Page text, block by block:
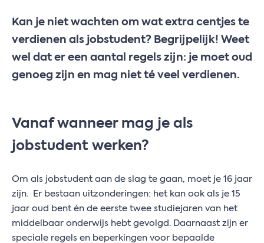
Kan je niet wachten om wat extra centjes te
verdienen als jobstudent? Begrijpelijk! Weet
wel dat er een aantal regels zijn: je moet oud
genoeg zijn en mag niet té veel verdienen.
Vanaf wanneer mag je als
jobstudent werken?
Om als jobstudent aan de slag te gaan, moet je 16 jaar
zijn. Er bestaan uitzonderingen: het kan ook als je 15
jaar oud bent én de eerste twee studiejaren van het
middelbaar onderwijs hebt gevolgd. Daarnaast zijn er
speciale regels en beperkingen voor bepaalde